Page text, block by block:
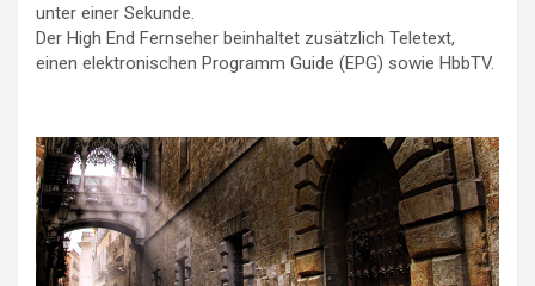
unter einer Sekunde.
Der High End Fernseher beinhaltet zusätzlich Teletext,
einen elektronischen Programm Guide (EPG) sowie HbbTV.